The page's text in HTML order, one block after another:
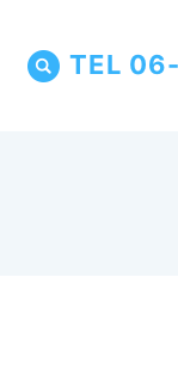
TEL